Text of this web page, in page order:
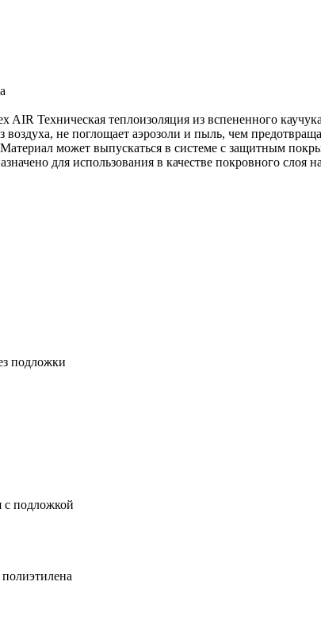
Техническая теплоизоляция из вспененного
воздуха, не поглощает аэрозоли и пыль, чем
может выпускаться в системе c защитным
для использования в качестве покровного
подложки
с подложкой